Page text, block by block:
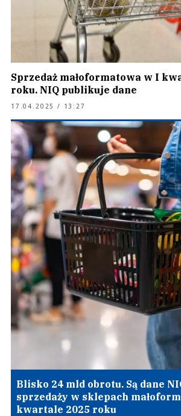
Sprzedaż małoformatowa w I
roku. NIQ publikuje dane
17.04.2025 / 13:27
Blisko 24 mld obrotu. Są dane
sprzedaży w sklepach
kwartale 2025 roku